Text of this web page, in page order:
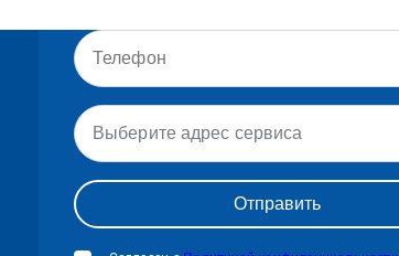
Выберите адрес сервиса